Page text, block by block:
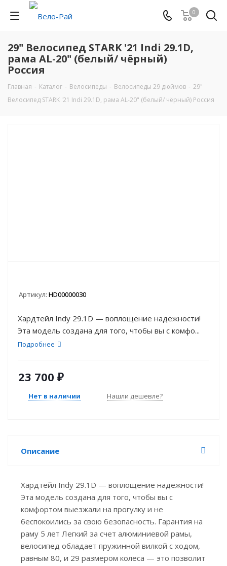
0
29" Велосипед STARK '21 Indi 29.1D,
рама AL-20" (белый/ чёрный)
Россия
Главная - Каталог - Велосипеды - Велосипеды 29 дюймов - 29"
Велосипед STARK '21 Indi 29.1D, рама AL-20" (белый/ чёрный) Россия
Артикул: HD00000030
Хардтейл Indy 29.1D — воплощение надежности!
Эта модель создана для того, чтобы вы с комфо...
Подробнее
23 700 ₽
Нет в наличии Нашли дешевле?
Описание
Хардтейл Indy 29.1D — воплощение надежности!
Эта модель создана для того, чтобы вы с
комфортом выезжали на прогулку и не
беспокоились за свою безопасность. Гарантия на
раму 5 лет Легкий за счет алюминиевой рамы,
велосипед обладает пружинной вилкой с ходом,
равным 80, и 29 размером колеса — это позволит